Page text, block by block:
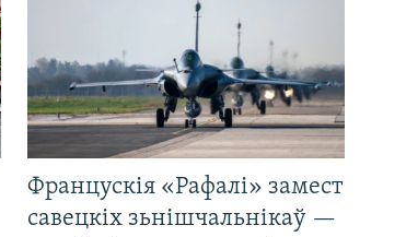
Францускія «Рафалі» замест
савецкіх зьнішчальнікаў —